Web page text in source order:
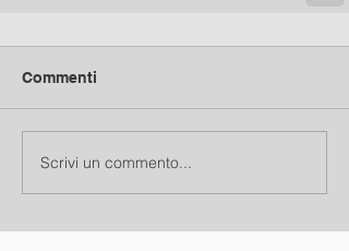
Commenti
Scrivi un commento...